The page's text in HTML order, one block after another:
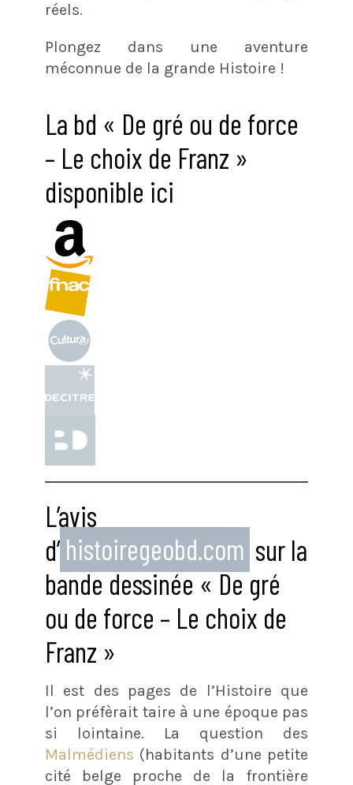
réels.
Plongez dans une aventure
méconnue de la grande Histoire !
La bd « De gré ou de force
– Le choix de Franz »
disponible ici
L’avis
d’ histoiregeobd.com sur la
bande dessinée « De gré
ou de force – Le choix de
Franz »
Il est des pages de l’Histoire que
l’on préfèrait taire à une époque pas
si lointaine. La question des
Malmédiens (habitants d’une petite
cité belge proche de la frontière